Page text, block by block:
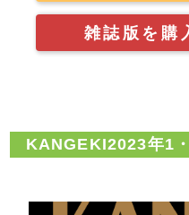
雑誌版を購
KANGEKI2023年1